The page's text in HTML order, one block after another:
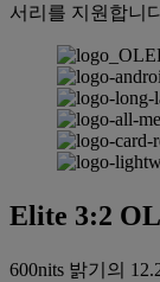
서리를 지원합니
Elite 3:2
600nits 밝기의